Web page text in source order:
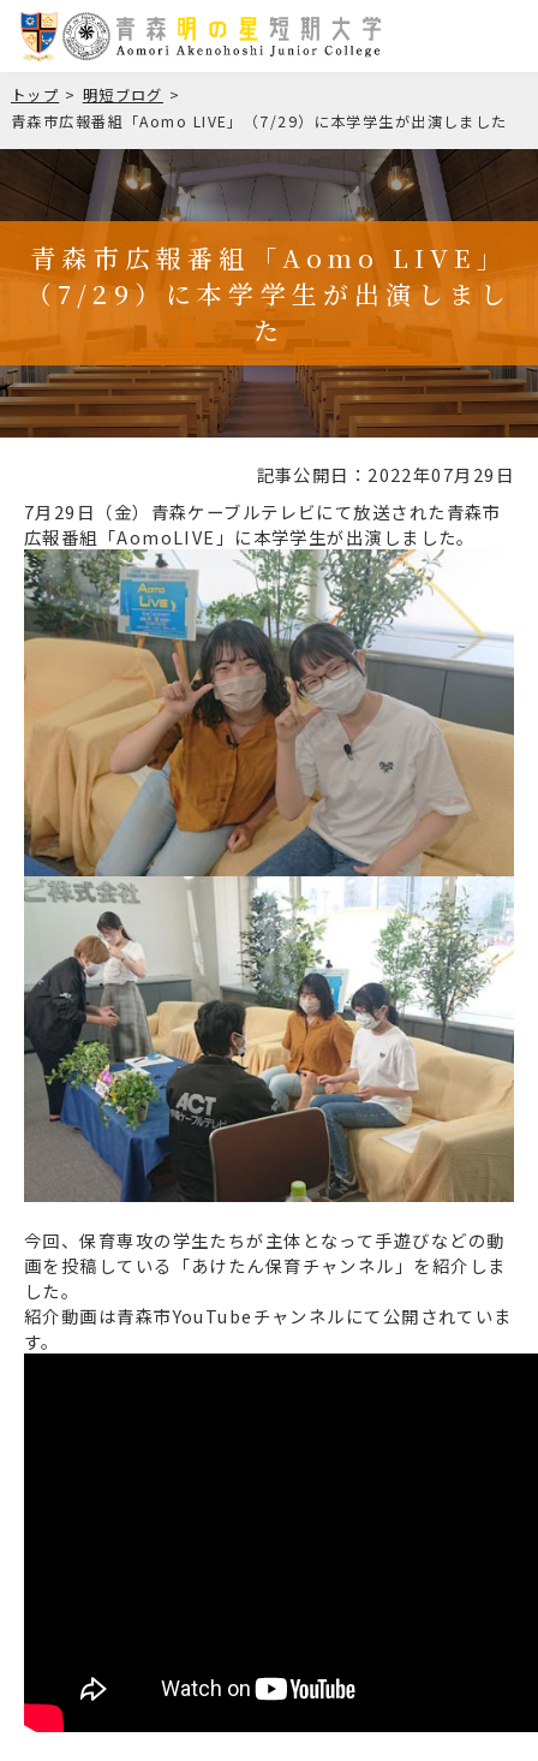
トップ
明短ブログ
青森市広報番組「Aomo LIVE」（7/29）に本学学生が出演しました
青森市広報番組「Aomo LIVE」
（7/29）に本学学生が出演しまし
た
記事公開日：2022年07月29日
7月29日（金） 青森ケーブルテレビにて放送された青森市
広報番組「AomoLIVE」に本学学生が出演しました。
今回、保育専攻の学生たちが主体となって手遊びなどの動
画を投稿している「あけたん保育チャンネル」を紹介しま
した。
紹介動画は青森市YouTubeチャンネルにて公開されていま
す。